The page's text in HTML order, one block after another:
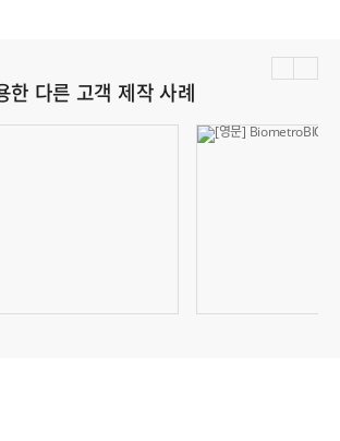
한 다른 고객 제작 사례